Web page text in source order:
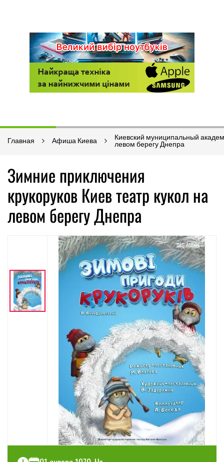
Главная Афиша Киева
Киевский муниципальный
левом берегу Днепра
Зимние приключения
крукоруков Киев театр кукол на
левом берегу Днепра